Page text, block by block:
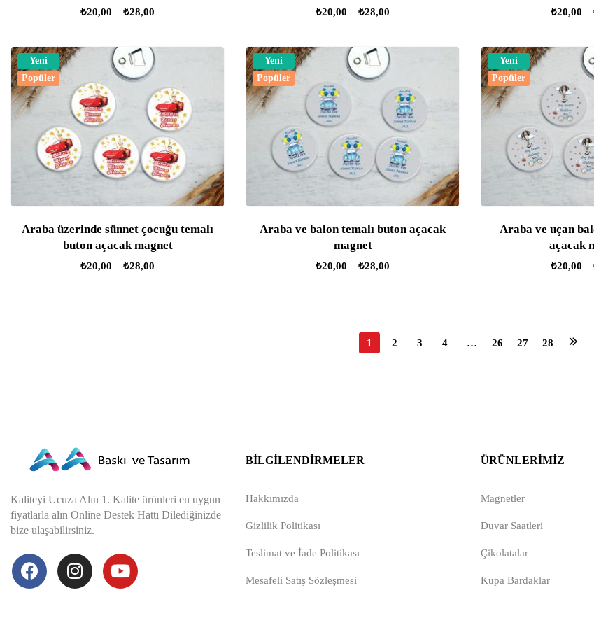
₺20,00 – ₺28,00 ₺20,00 – ₺28,00 ₺20,00 –
Yeni
Popüler
Araba üzerinde sünnet çocuğu temalı
buton açacak magnet
₺20,00 – ₺28,00
Yeni
Popüler
Araba ve balon temalı buton açacak
magnet
₺20,00 – ₺28,00
Yeni
Popüler
Araba ve uçan
açacak
₺20,00 –
1 2 3 4 … 26 27 28
Kaliteyi Ucuza Alın 1. Kalite ürünleri en uygun
fiyatlarla alın Online Destek Hattı Dilediğinizde
bize ulaşabilirsiniz.
BILGILENDIRMELER
Hakkımızda
Gizlilik Politikası
Teslimat ve İade Politikası
Mesafeli Satış Sözleşmesi
ÜRÜNLERIMIZ
Magnetler
Duvar Saatleri
Çikolatalar
Kupa Bardaklar